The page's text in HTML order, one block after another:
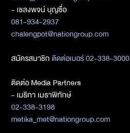
- เชลงพจน์ บุญซื่อ
081-934-2937
chalengpot@nationgroup.com
สมัครสมาชิกติดต่อเบอร์ 02-338-3000
ติดต่อ Media Partners
- เมธิกา เมธาพิทักษ์
02-338-3198
metika_met@nationgroup.com